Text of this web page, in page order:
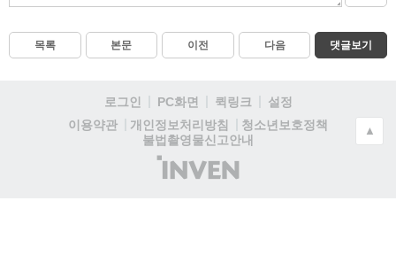
목록 본문 이전 다음 댓글보기
로그인 PC화면 퀵링크
설정
이용약관
개인정보처리방침
청소년보호정책
불법촬영물신고안내
(주)
인
▲